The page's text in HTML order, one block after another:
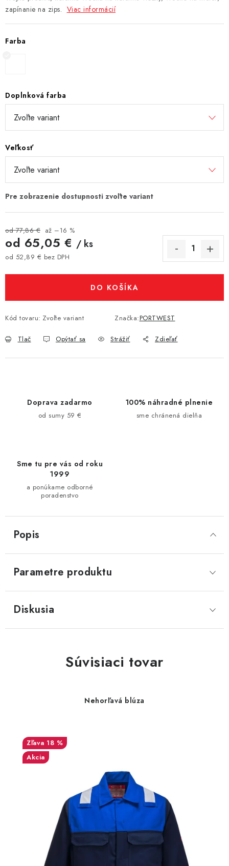
zapínanie na zips. Viac informácií
Farba
Doplnková farba
Veľkosť
od 77,86 € až –16 %
od 65,05 € / ks
od 52,89 € bez DPH
DO KOŠÍKA
Kód tovaru: Zvoľte variant Značka:PORTWEST
Tlač Opýtať sa Strážiť Zdieľať
Doprava zadarmo
od sumy 59 €
100% náhradné plnenie
sme chránená dielňa
Sme tu pre vás od roku
1999
a ponúkame odborné
poradenstvo
Popis
Parametre produktu
Diskusia
Súvisiaci tovar
Nehorľavá blúza
18 %
Akcia